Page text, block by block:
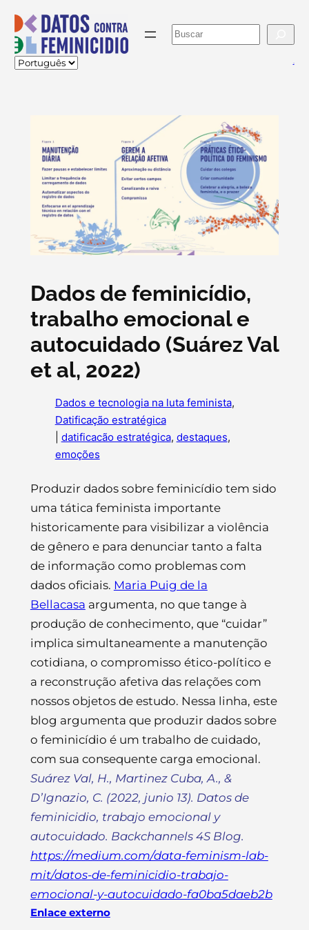
Pular
para
conteúdo
Buscar
Dados de feminicídio,
trabalho emocional e
autocuidado (Suárez Val
et al, 2022)
Dados e tecnologia na luta feminista
Datificação estratégica
datificacão estratégica, destaques
emoções
Produzir dados sobre feminicídio tem sido
uma tática feminista importante
historicamente para visibilizar a violência
de gênero e para denunciar tanto a falta
de informação como problemas com
dados oficiais. Maria Puig de la
Bellacasa argumenta, no que tange à
produção de conhecimento, que “cuidar”
implica simultaneamente a manutenção
cotidiana, o compromisso ético-político e
a reconstrução afetiva das relações com
nossos objetos de estudo. Nessa linha, este
blog argumenta que produzir dados sobre
o feminicídio é um trabalho de cuidado,
com sua consequente carga emocional.
Suárez Val, H., Martinez Cuba, A., &
D’Ignazio, C. (2022, junio 13). Datos de
feminicidio, trabajo emocional y
autocuidado. Backchannels 4S Blog.
https://medium.com/data-feminism-lab-
mit/datos-de-feminicidio-trabajo-
emocional-y-autocuidado-fa0ba5daeb2b
Enlace externo